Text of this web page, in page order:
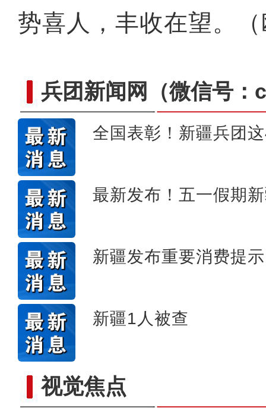
势喜人，丰收在望。
兵团新闻网 （微信号
全国表彰！新疆兵团
最新发布！五一假期
新疆发布重要消费提示
新疆1人被查
视觉焦点【与你为邻】兰兰：丝绸之